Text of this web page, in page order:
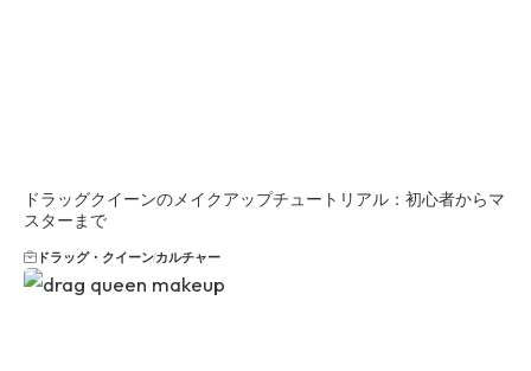
ドラッグクイーンのメイクアップチュートリアル：初心者からマ
スターまで
ドラッグ・クイーンカルチャー